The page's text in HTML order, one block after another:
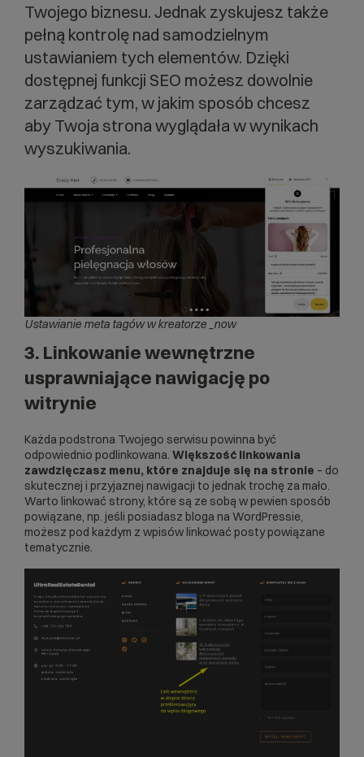
Twojego biznesu. Jednak zyskujesz także
pełną kontrolę nad samodzielnym
ustawianiem tych elementów. Dzięki
dostępnej funkcji SEO możesz dowolnie
zarządzać tym, w jakim sposób chcesz
aby Twoja strona wyglądała w wynikach
wyszukiwania.
Ustawianie meta tagów w kreatorze _now
3. Linkowanie wewnętrzne
usprawniające nawigację po
witrynie
Każda podstrona Twojego serwisu powinna być
odpowiednio podlinkowana. Większość linkowania
zawdzięczasz menu, które znajduje się na stronie – do
skutecznej i przyjaznej nawigacji to jednak trochę za mało.
Warto linkować strony, które są ze sobą w pewien sposób
powiązane, np. jeśli posiadasz bloga na WordPressie,
możesz pod każdym z wpisów linkować posty powiązane
tematycznie.